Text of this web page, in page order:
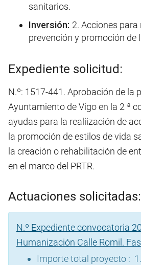
sanitarios.
Inversión: 2. Acciones
prevención y promoción de
Expediente solicitud:
N.º: 1517-441. Aprobación de la
Ayuntamiento de Vigo en la 2 ª
ayudas para la realiización de
la promoción de estilos de vida
la creación o rehabilitación de
en el marco del PRTR.
Actuaciones solicitadas:
N.º Expediente convocatoria
Humanización Calle Romil.
Importe total proyecto :